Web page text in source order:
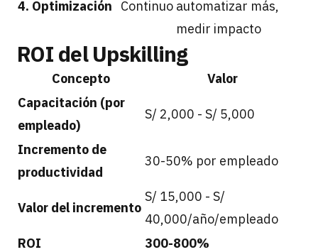
4. Optimización Continuo automatizar más,
medir impacto
ROI del Upskilling
Concepto
Valor
Capacitación (por
empleado)
S/ 2,000 - S/ 5,000
Incremento de
productividad
30-50% por empleado
Valor del incremento
S/ 15,000 - S/
40,000/año/empleado
ROI
300-800%